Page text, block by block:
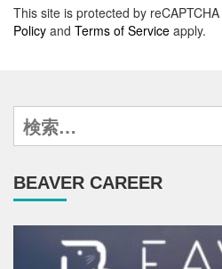
This site is protected by
Policy and Terms of Service apply.
索:
BEAVER CAREER